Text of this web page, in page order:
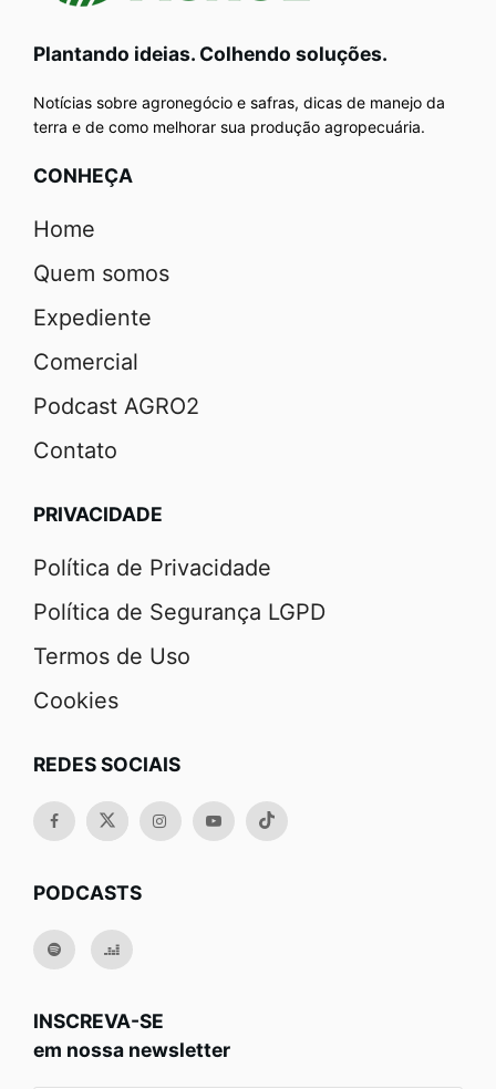
Plantando ideias. Colhendo soluções.
Notícias sobre agronegócio e safras, dicas de manejo da
terra e de como melhorar sua produção agropecuária.
CONHEÇA
Home
Quem somos
Expediente
Comercial
Podcast AGRO2
Contato
PRIVACIDADE
Política de Privacidade
Política de Segurança LGPD
Termos de Uso
Cookies
REDES SOCIAIS
PODCASTS
INSCREVA-SE
em nossa newsletter